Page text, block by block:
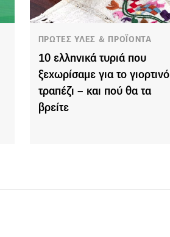
ΠΡΩΤΕΣ ΥΛΕΣ & ΠΡΟΪΟΝΤΑ
10 ελληνικά τυριά που
ξεχωρίσαμε για το γιορτινό
τραπέζι – και πού θα τα
βρείτε